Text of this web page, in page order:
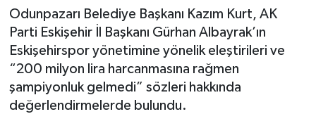
Odunpazarı Belediye Başkanı Kazım Kurt, AK
Parti Eskişehir İl Başkanı Gürhan Albayrak’ın
Eskişehirspor yönetimine yönelik eleştirileri ve
“200 milyon lira harcanmasına rağmen
şampiyonluk gelmedi” sözleri hakkında
değerlendirmelerde bulundu.